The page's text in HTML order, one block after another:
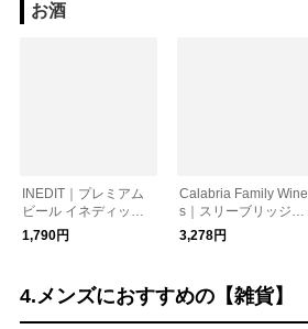
お酒
INEDIT｜プレミアム
ビール イネディット 7
50ml／inedit
1,790円
Calabria Family Wine
s｜スリーブリッジズ
貴腐ワイン(375ml)
3,278円
4.メンズにおすすめの【雑貨】